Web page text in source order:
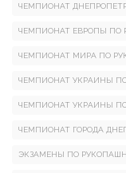
ЧЕМПИОНАТ
ЧЕМПИОНАТ ЕВРОПЫ ПО
ЧЕМПИОНАТ МИРА ПО
ЧЕМПИОНАТ УКРАИНЫ
ЧЕМПИОНАТ УКРАИНЫ
ЧЕМПИОНАТ ГОРОДА
ЭКЗАМЕНЫ ПО